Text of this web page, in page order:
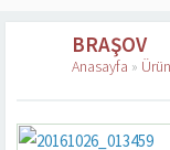
BRAŞOV
Anasayfa »